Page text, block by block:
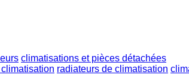
climatisations et pièces détachées
radiateurs de climatisation